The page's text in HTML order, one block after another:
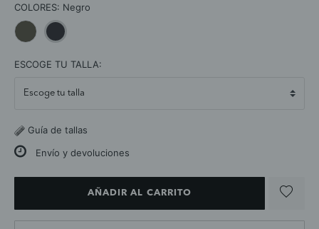
COLORES: Negro
ESCOGE TU TALLA:
Guía de tallas
Envío y devoluciones
AÑADIR AL CARRITO